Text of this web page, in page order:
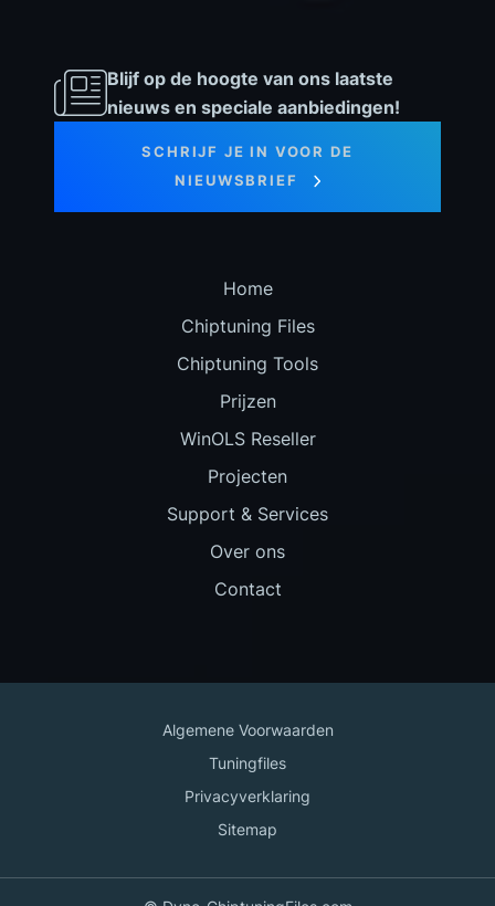
Blijf op de hoogte van ons laatste
nieuws en speciale aanbiedingen!
SCHRIJF JE IN VOOR DE
NIEUWSBRIEF
Home
Chiptuning Files
Chiptuning Tools
Prijzen
WinOLS Reseller
Projecten
Support & Services
Over ons
Contact
Algemene Voorwaarden
Tuningfiles
Privacyverklaring
Sitemap